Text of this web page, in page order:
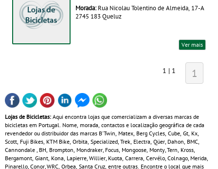
Morada: Rua Nicolau Tolentino de Almeida, 17-A
2745 183 Queluz
Ver mais
1 | 1 1
Lojas de Bicicletas: Aqui encontra lojas que comercializam a diversas marcas de
bicicletas em Portugal. Nome, morada, contactos e localização geográfica de cada
revendedor ou distribuidor das marcas B'Twin, Matex, Berg Cycles, Cube, Gt, Kx,
Scott, Fuji Bikes, KTM Bike, Orbita, Specialized, Trek, Electra, Qüer, Dahon, BMC,
Cannondale , BH, Brompton, Mondraker, Focus, Mongoose, Monty, Tern, Kross,
Bergamont, Giant, Kona, Lapierre, Willier, Kuota, Carrera, Cervélo, Colnago, Merida,
Pinarello, Conor, WRC, Orbea, Santa Cruz, entre outras. Encontre o local que mais